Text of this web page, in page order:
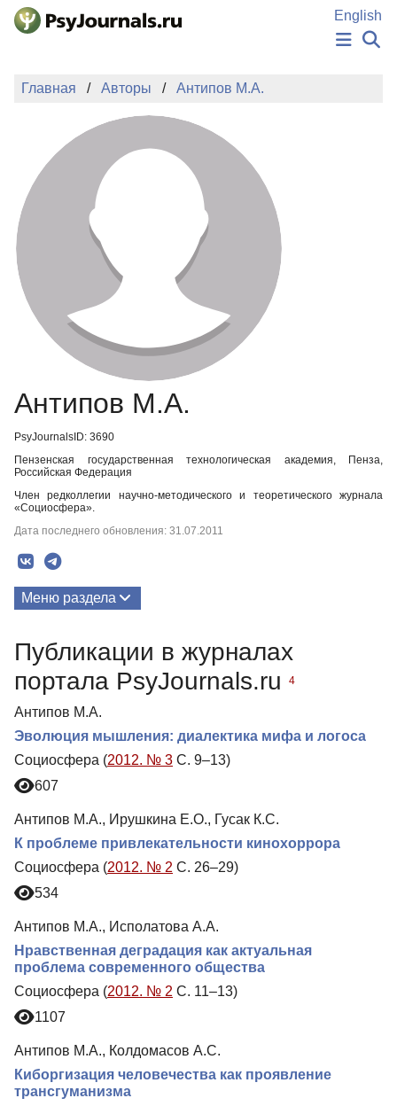
Перейти к основному содержанию
English
НОВОСТИ
АВТОРЫ
ПОДАТЬ РУКОПИСЬ
БАЗА ЗНАНИЙ
КЛЮЧЕВЫЕ СЛОВА
Регистрация
Главная Авторы Антипов М.А.
Антипов М.А.
PsyJournalsID: 3690
Пензенская государственная технологическая академия, Пенза,
Российская Федерация
Член редколлегии научно-методического и теоретического журнала
«Социосфера».
Дата последнего обновления: 31.07.2011
Меню раздела
Публикации в журналах
портала PsyJournals.ru
4
Антипов М.А.
Эволюция мышления: диалектика мифа и логоса
Социосфера (2012. № 3 С. 9–13)
607
Антипов М.А., Ирушкина Е.О., Гусак К.С.
К проблеме привлекательности кинохоррора
Социосфера (2012. № 2 С. 26–29)
534
Антипов М.А., Исполатова А.А.
Нравственная деградация как актуальная
проблема современного общества
Социосфера (2012. № 2 С. 11–13)
1107
Антипов М.А., Колдомасов А.С.
Киборгизация человечества как проявление
трансгуманизма